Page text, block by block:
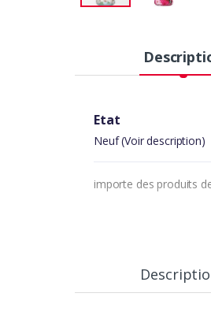
Etat
Neuf (Voir description)
importe des produits